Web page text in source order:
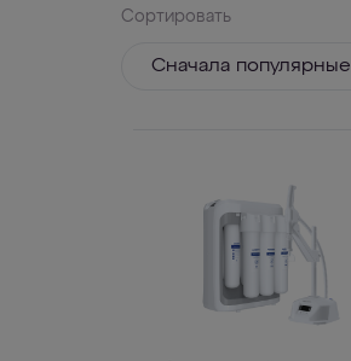
Сортировать
Cначала популярные